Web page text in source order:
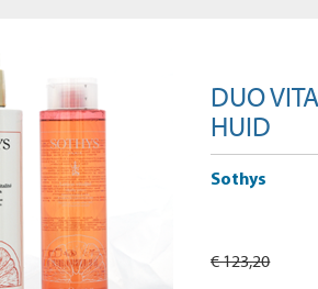
DUO
HUID
Sothys
€ 123,20